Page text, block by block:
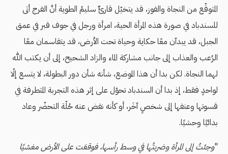
المتوقّع من النجاة والفوز، قد يتخيّل قارئٌ سليمُ الطوية أنَّ الفرج أتى
للسندباد في صورة هذه المرأة الحية، امرأة ورجل في جوف قبر في عمق
الجبل، قد يبدآن معًا حكاية وحياة تحت الأرض، قد يتقاسمان معًا
الرُعب والعذاب إلى جانب مشاركة الماء والزاد الشحيح، إلى أن يكتب الله
لهما النجاة. لكن بدا أن هذا الموضع، شأنه شأن دور البطولة، لا يتسع إلّا
لواحدٍ فقط، إذ بدا أن السندباد تحوّل على إثر هذه التجربة المتطرفة في
قسوتها وعنفها إلى شخصٍ آخَر، أو كأنه نفض عنه حُلّة التحضّر وعاد
بدائيًا وحشيًا.
"وجئتُ إلى المرأة وضربتُها في وسط رأسها، فوقعَت على الأرض مغشيًا